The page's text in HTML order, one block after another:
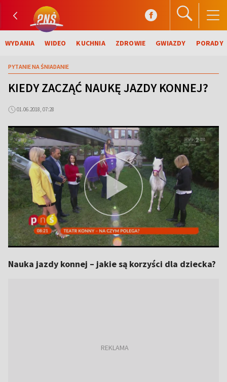
WYDANIA WIDEO KUCHNIA ZDROWIE GWIAZDY PORADY
PYTANIE NA ŚNIADANIE
KIEDY ZACZĄĆ NAUKĘ JAZDY KONNEJ?
01.06.2018, 07:28
Nauka jazdy konnej – jakie są korzyści dla dziecka?